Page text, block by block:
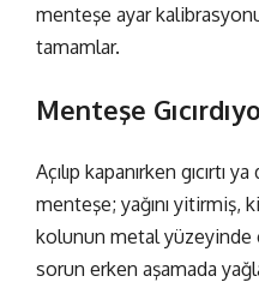
menteşe ayar
tamamlar.
Menteşe
Açılıp kapanırken gıcırtı
menteşe; yağını yitirmiş,
kolunun metal yüzeyinde
sorun erken aşamada